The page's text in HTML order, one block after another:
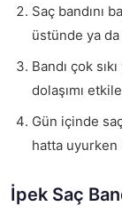
Saç bandını
üstünde ya da
Bandı çok
dolaşımı
Gün içinde
hatta
İpek Saç